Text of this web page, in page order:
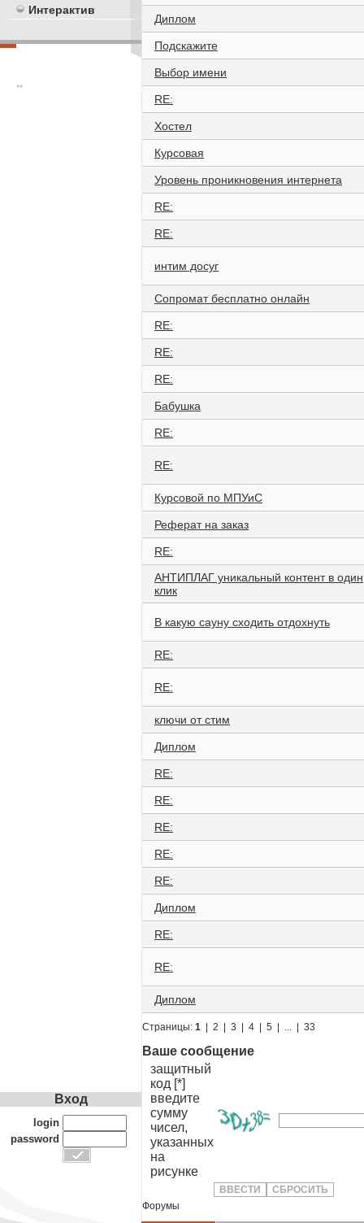
Интерактив
**
Диплом
Подскажите
Выбор имени
RE:
Хостел
Курсовая
Уровень проникновения интернета
RE:
RE:
интим досуг
Сопромат бесплатно онлайн
RE:
RE:
RE:
Бабушка
RE:
RE:
Курсовой по МПУиС
Реферат на заказ
RE:
АНТИПЛАГ уникальный контент в один
клик
В какую сауну сходить отдохнуть
RE:
RE:
ключи от стим
Диплом
RE:
RE:
RE:
RE:
RE:
Диплом
RE:
RE:
Диплом
Страницы: 1 | 2 | 3 | 4 | 5 | | 33
Ваше сообщение
защитный
код [*]
введите
сумму
чисел,
указанных
на
рисунке
Форумы
Вход
login
password